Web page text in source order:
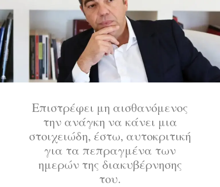
Επιστρέφει μη αισθανόμενος
την ανάγκη να κάνει μια
στοιχειώδη, έστω, αυτοκριτική
για τα πεπραγμένα των
ημερών της διακυβέρνησης
του.